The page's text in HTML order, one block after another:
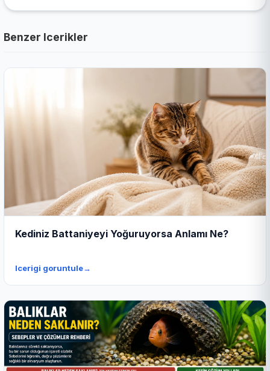
Benzer Icerikler
Kediniz Battaniyeyi Yoğuruyorsa Anlamı Ne?
Icerigi goruntule→